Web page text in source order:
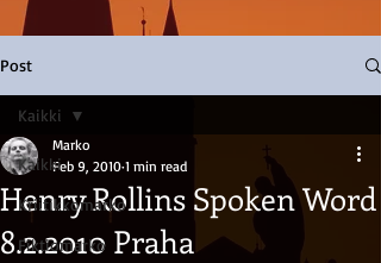
Post
Kaikki
Kriitikkomarko
Fiktiomarko
Kaikki
Henry Rollins Spoken Word
8.2.2010 Praha
Marko
Feb 9, 2010 1 min read